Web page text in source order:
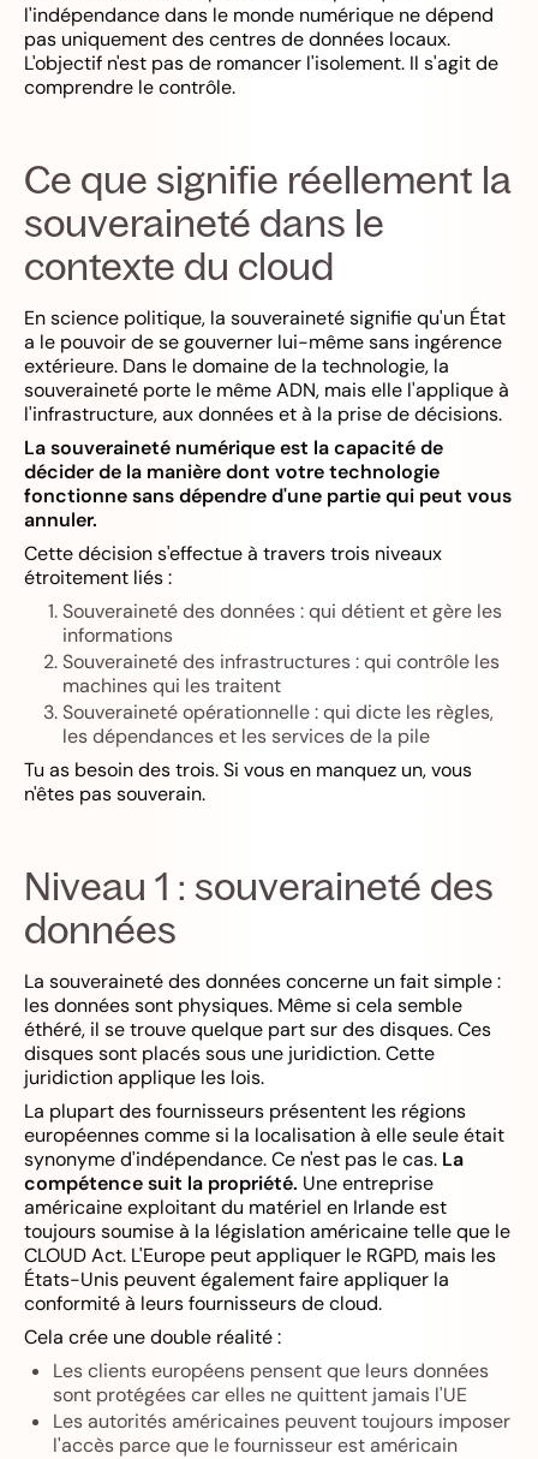
l'indépendance dans le monde numérique ne dépend
pas uniquement des centres de données locaux.
L'objectif n'est pas de romancer l'isolement. Il s'agit de
comprendre le contrôle.
Ce que signifie réellement la
souveraineté dans le
contexte du cloud
En science politique, la souveraineté signifie qu'un État
a le pouvoir de se gouverner lui-même sans ingérence
extérieure. Dans le domaine de la technologie, la
souveraineté porte le même ADN, mais elle l'applique à
l'infrastructure, aux données et à la prise de décisions.
La souveraineté numérique est la capacité de
décider de la manière dont votre technologie
fonctionne sans dépendre d'une partie qui peut vous
annuler.
Cette décision s'effectue à travers trois niveaux
étroitement liés :
Souveraineté des données : qui détient et gère les
informations
Souveraineté des infrastructures : qui contrôle les
machines qui les traitent
Souveraineté opérationnelle : qui dicte les règles,
les dépendances et les services de la pile
Tu as besoin des trois. Si vous en manquez un, vous
n'êtes pas souverain.
Niveau 1 : souveraineté des
données
La souveraineté des données concerne un fait simple :
les données sont physiques. Même si cela semble
éthéré, il se trouve quelque part sur des disques. Ces
disques sont placés sous une juridiction. Cette
juridiction applique les lois.
La plupart des fournisseurs présentent les régions
européennes comme si la localisation à elle seule était
synonyme d'indépendance. Ce n'est pas le cas. La
compétence suit la propriété. Une entreprise
américaine exploitant du matériel en Irlande est
toujours soumise à la législation américaine telle que le
CLOUD Act. L'Europe peut appliquer le RGPD, mais les
États-Unis peuvent également faire appliquer la
conformité à leurs fournisseurs de cloud.
Cela crée une double réalité :
Les clients européens pensent que leurs données
sont protégées car elles ne quittent jamais l'UE
Les autorités américaines peuvent toujours imposer
l'accès parce que le fournisseur est américain